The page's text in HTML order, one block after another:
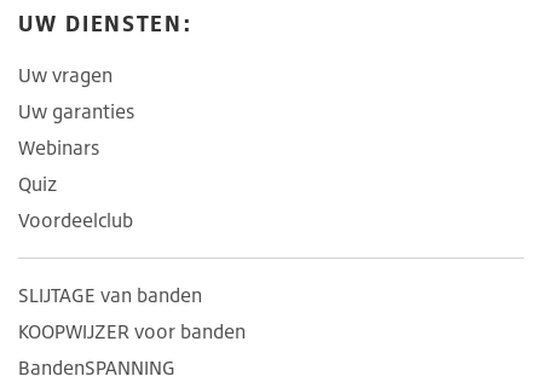
UW DIENSTEN:
Uw vragen
Uw garanties
Webinars
Quiz
Voordeelclub
SLIJTAGE van banden
KOOPWIJZER voor banden
BandenSPANNING